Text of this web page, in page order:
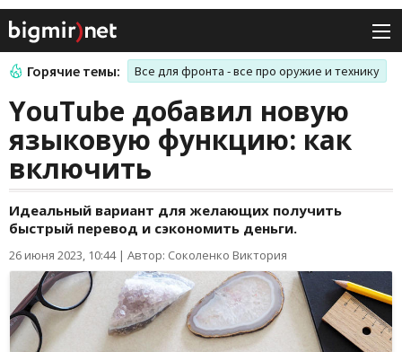
Горячие темы: Все для фронта - все про оружие и технику
YouTube добавил новую
языковую функцию: как
включить
Идеальный вариант для желающих получить
быстрый перевод и сэкономить деньги.
26 июня 2023, 10:44| Автор: Соколенко Виктория